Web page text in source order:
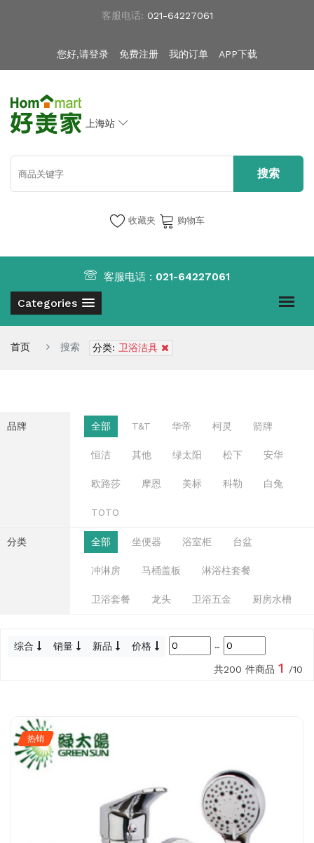
客服电话: 021-64227061
您好,请登录 免费注册 我的订单 APP下载
上海站
收藏夹 购物车
Categories
客服电话 : 021-64227061
首页 搜索 分类: 卫浴洁具
品牌 全部 T&T 华帝 柯灵 箭牌
恒洁 其他 绿太阳 松下 安华
欧路莎 摩恩 美标 科勒 白兔
TOTO
分类 全部 坐便器 浴室柜 台盆
冲淋房 马桶盖板 淋浴柱套餐
卫浴套餐 龙头 卫浴五金 厨房水槽
综合 销量 新品 价格
~
共200 件商品 1 /10
热销